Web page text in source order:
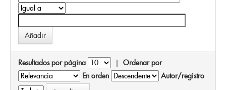
Resultados por página | Ordenar por
En orden
Autor/registro